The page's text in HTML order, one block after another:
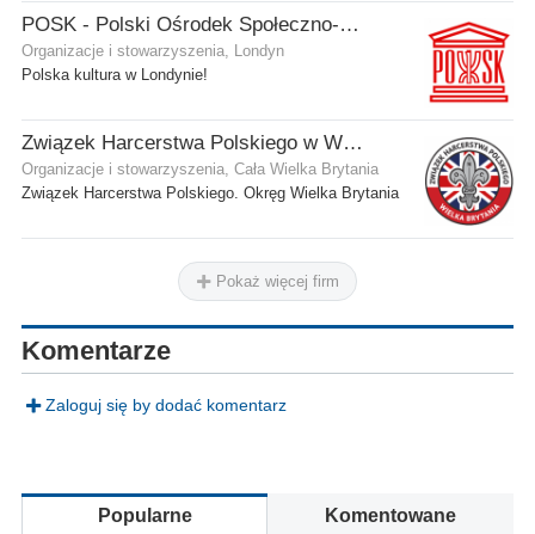
POSK - Polski Ośrodek Społeczno-Kulturalny
Organizacje i stowarzyszenia, Londyn
Polska kultura w Londynie!
Związek Harcerstwa Polskiego w Wielkiej Brytanii
Organizacje i stowarzyszenia, Cała Wielka Brytania
Związek Harcerstwa Polskiego. Okręg Wielka Brytania
Pokaż więcej firm
Komentarze
Zaloguj się by dodać komentarz
Popularne Komentowane